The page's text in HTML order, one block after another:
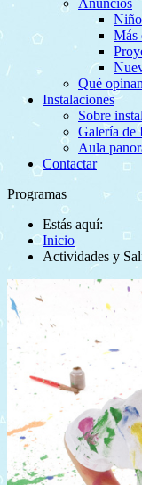
Anuncios
Más
Qué
Instalaciones
Sobre
Galería de
Aula
Contactar
Programas
Estás aquí:
Inicio
Actividades y